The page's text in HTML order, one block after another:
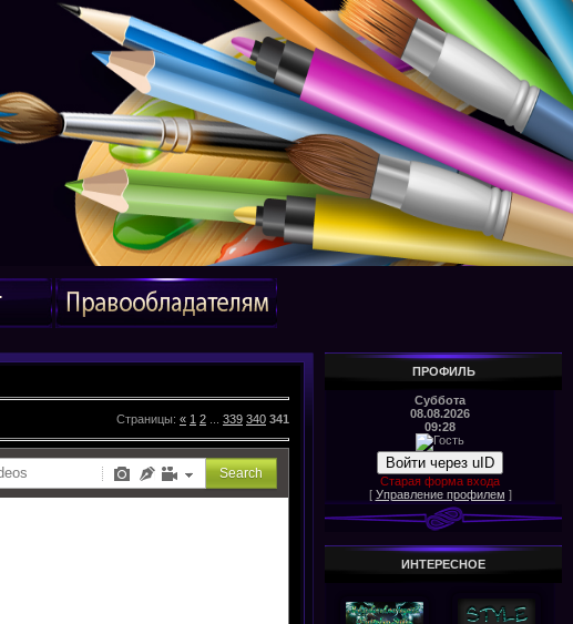
Страницы: « 1 2 339 340 341
ПРОФИЛЬ
Суббота
08.08.2026
09:28
Войти через uID
Старая форма входа
[ Управление профилем ]
ИНТЕРЕСНОЕ